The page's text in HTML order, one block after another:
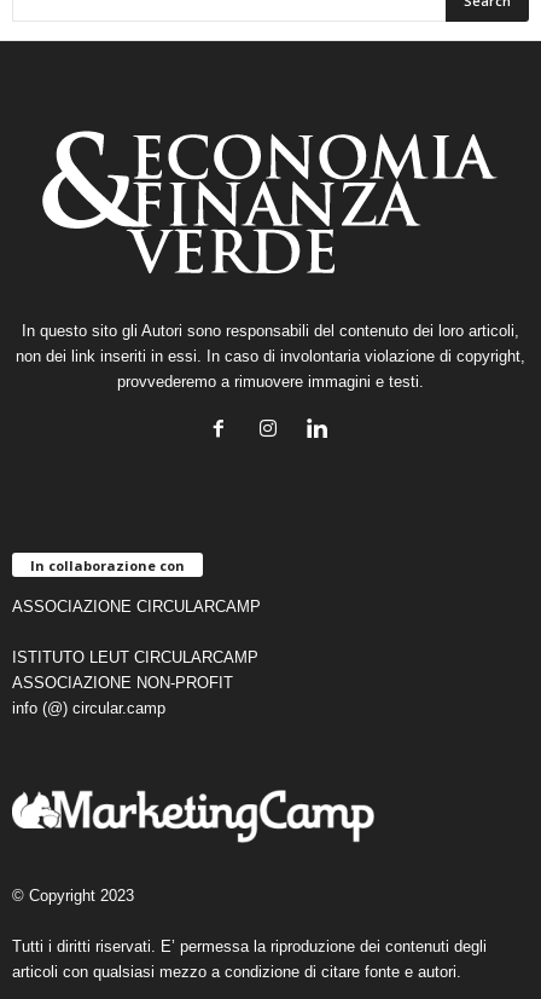
In questo sito gli Autori sono responsabili del contenuto dei loro articoli,
non dei link inseriti in essi. In caso di involontaria violazione di copyright,
provvederemo a rimuovere immagini e testi.
In collaborazione con
ASSOCIAZIONE CIRCULARCAMP
ISTITUTO LEUT CIRCULARCAMP
ASSOCIAZIONE NON-PROFIT
info (@) circular.camp
© Copyright 2023
Tutti i diritti riservati. E’ permessa la riproduzione dei contenuti degli
articoli con qualsiasi mezzo a condizione di citare fonte e autori.